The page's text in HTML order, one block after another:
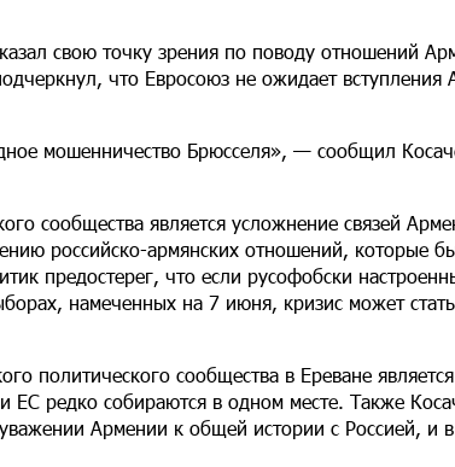
свою точку зрения по поводу отношений
что Евросоюз не ожидает вступления
мошенничество Брюсселя», — сообщил
сообщества является усложнение связей
российско-армянских отношений, которые
предостерег, что если русофобски
намеченных на 7 июня, кризис может стать
политического сообщества в Ереване является
ЕС редко собираются в одном месте. Также
Армении к общей истории с Россией, и